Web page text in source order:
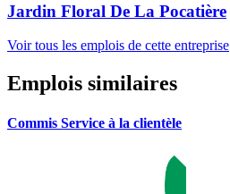
Jardin Floral De La Pocatière
Voir tous les emplois de cette entreprise
Emplois similaires
Commis Service à la clientèle